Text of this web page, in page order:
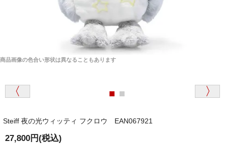
商品画像の色合い形状は異なることもあります
Steiff 夜の光ウィッティ フクロウ EAN067921
27,800円(税込)